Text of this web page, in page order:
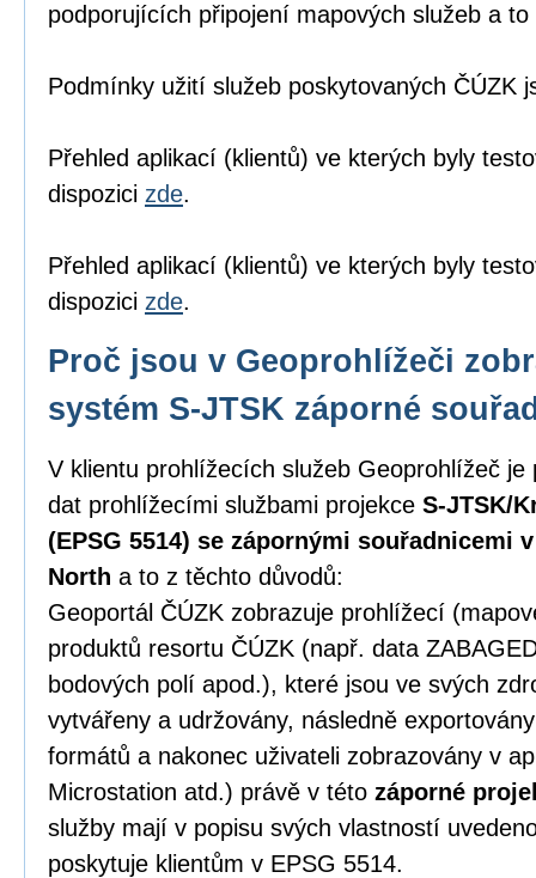
podporujících připojení mapových služeb a
Podmínky užití služeb poskytovaných ČÚZK
Přehled aplikací (klientů) ve kterých byly
dispozici zde.
Přehled aplikací (klientů) ve kterých byly
dispozici zde.
Proč jsou v Geoprohlížeči
systém S-JTSK záporné
V klientu prohlížecích služeb Geoprohlížeč je
dat prohlížecími službami projekce S-JTSK/
(EPSG 5514) se zápornými souřadnicemi
North a to z těchto důvodů:
Geoportál ČÚZK zobrazuje prohlížecí
produktů resortu ČÚZK (např. data
bodových polí apod.), které jsou ve svých
vytvářeny a udržovány, následně
formátů a nakonec uživateli zobrazovány v
Microstation atd.) právě v této záporné
služby mají v popisu svých vlastností
poskytuje klientům v EPSG 5514.